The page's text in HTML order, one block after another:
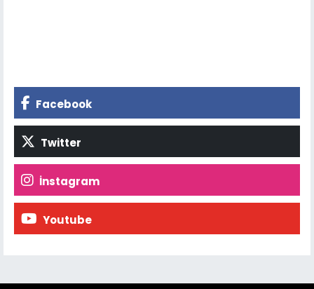
Facebook
Twitter
İnstagram
Youtube